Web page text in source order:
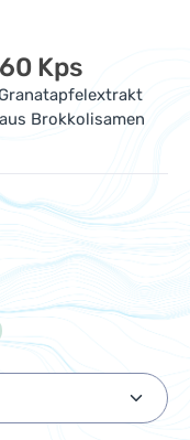
Kps
Brokkolisamen
Wert ein